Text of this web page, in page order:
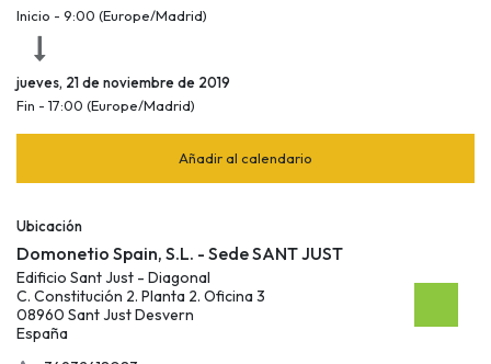
Inicio - 9:00 (Europe/Madrid)
jueves, 21 de noviembre de 2019
Fin - 17:00 (Europe/Madrid)
Añadir al calendario
Ubicación
Domonetio Spain, S.L. - Sede SANT JUST
Edificio Sant Just - Diagonal
C. Constitución 2. Planta 2. Oficina 3
08960 Sant Just Desvern
España